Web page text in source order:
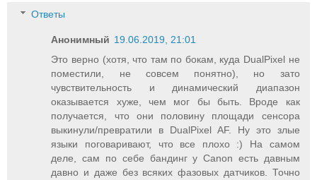
Ответы
Анонимный 19.06.2019, 21:01
Это верно (хотя, что там по бокам, куда DualPixel не
поместили, не совсем понятно), но зато
чувствительность и динамический диапазон
оказывается хуже, чем мог бы быть. Вроде как
получается, что они половину площади сенсора
выкинули/превратили в DualPixel AF. Ну это злые
языки поговаривают, что все плохо :) На самом
деле, сам по себе бандинг у Canon есть давным
давно и даже без всяких фазовых датчиков. Точно